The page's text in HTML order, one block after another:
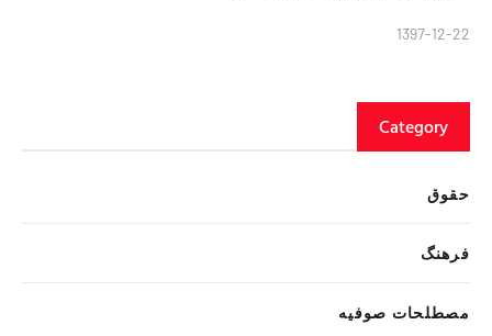
1397-12-22
Category
حقوق
فرهنگ
مصطلحات صوفیه